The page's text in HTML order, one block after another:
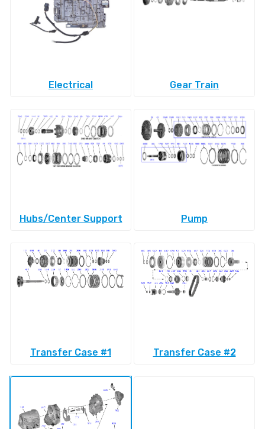
Electrical Gear Train
Hubs/Center Support Pump
Transfer Case #1 Transfer Case #2